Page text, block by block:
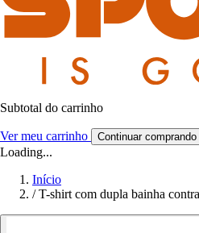
Subtotal do carrinho
Ver meu carrinho Continuar comprando
Loading...
Início
/ T-shirt com dupla bainha